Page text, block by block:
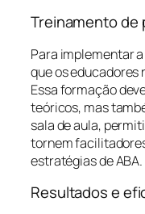
Treinamento de
Para implementar
que os
Essa formação
teóricos, mas
sala de aula,
tornem
estratégias de ABA.
Resultados e